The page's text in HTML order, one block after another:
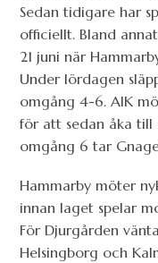
Sedan tidigare har
officiellt. Bland
21 juni när
Under lördagen
omgång 4-6. AIK
för att sedan åka till
omgång 6 tar
Hammarby möter
innan laget spelar
För Djurgården
Helsingborg och